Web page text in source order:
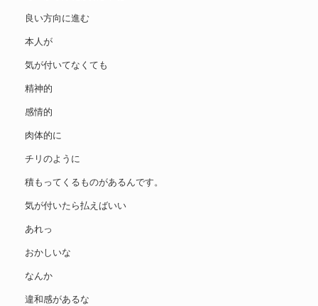
良い方向に進む
本人が
気が付いてなくても
精神的
感情的
肉体的に
チリのように
積もってくるものがあるんです。
気が付いたら払えばいい
あれっ
おかしいな
なんか
違和感があるな